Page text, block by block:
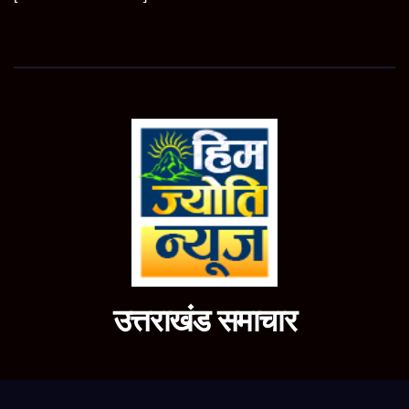
उत्तराखंड समाचार